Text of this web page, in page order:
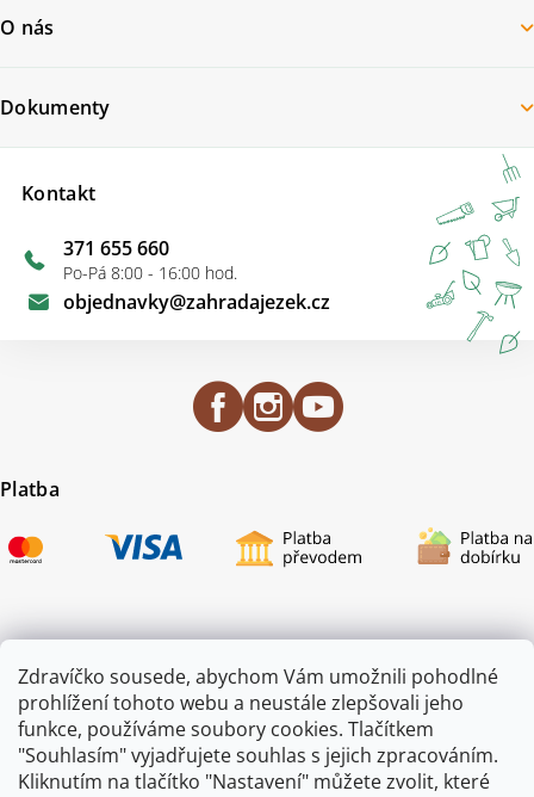
Zdravíčko sousede, abychom Vám umožnili pohodlné
prohlížení tohoto webu a neustále zlepšovali jeho
funkce, používáme soubory cookies. Tlačítkem
"Souhlasím" vyjadřujete souhlas s jejich zpracováním.
Kliknutím na tlačítko "Nastavení" můžete zvolit, které
O nás
Kontakt
objednavky@zahradajezek.cz
371 655 660
Po-Pá 8:00 - 16:00 hod.
Dokumenty
Platba